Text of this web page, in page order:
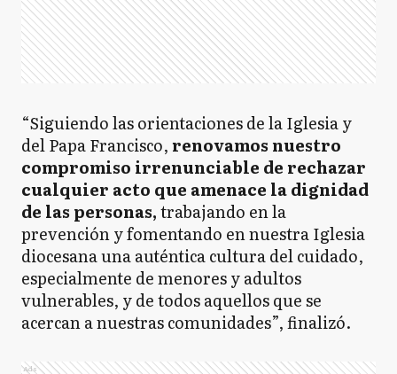
“Siguiendo las orientaciones de la Iglesia y
del Papa Francisco, renovamos nuestro
compromiso irrenunciable de rechazar
cualquier acto que amenace la dignidad
de las personas,trabajando en la
prevención y fomentando en nuestra Iglesia
diocesana una auténtica cultura del cuidado,
especialmente de menores y adultos
vulnerables, y de todos aquellos que se
acercan a nuestras comunidades”, finalizó.
Ads